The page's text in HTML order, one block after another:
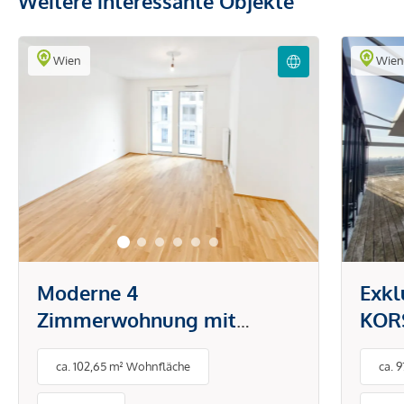
Wien
Moderne 4
Zimmerwohnung mit
großzügiger Freifläche!
ca. 102,65 m² Wohnfläche
Wien
ca.